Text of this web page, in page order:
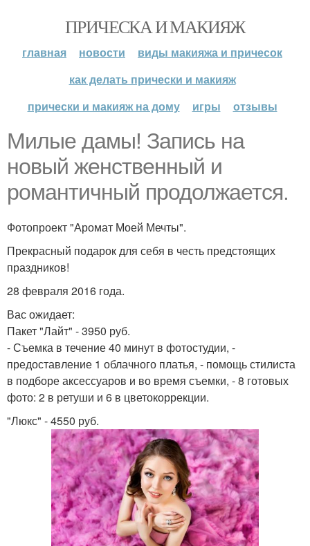
ПРИЧЕСКА И МАКИЯЖ
главная новости
виды макияжа и причесок
как делать прически и макияж
прически и макияж на дому
игры отзывы
Милые дамы! Запись на
новый женственный и
романтичный продолжается.
Фотопроект "Аромат Моей Мечты".
Прекрасный подарок для себя в честь предстоящих
праздников!
28 февраля 2016 года.
Вас ожидает:
Пакет "Лайт" - 3950 руб.
- Съемка в течение 40 минут в фотостудии, -
предоставление 1 облачного платья, - помощь стилиста
в подборе аксессуаров и во время съемки, - 8 готовых
фото: 2 в ретуши и 6 в цветокоррекции.
"Люкс" - 4550 руб.